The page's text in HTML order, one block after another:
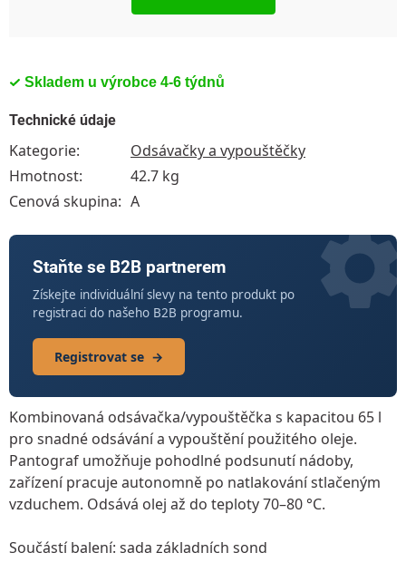
Kombinovaná odsávačka/vypouštěčka s kapacitou 65 l
pro snadné odsávání a vypouštění použitého oleje.
Pantograf umožňuje pohodlné podsunutí nádoby,
zařízení pracuje autonomně po natlakování stlačeným
vzduchem. Odsává olej až do teploty70–80 °C.
Součástí balení: sada základních sond
Skladem u výrobce 4-6 týdnů
Technické údaje
Kategorie:
Odsávačky a vypouštěčky
Hmotnost:
42.7 kg
Cenová skupina: A
Staňte se B2B partnerem
Získejte individuální slevy na tento produkt po
registraci do našeho B2B programu.
Registrovat se →